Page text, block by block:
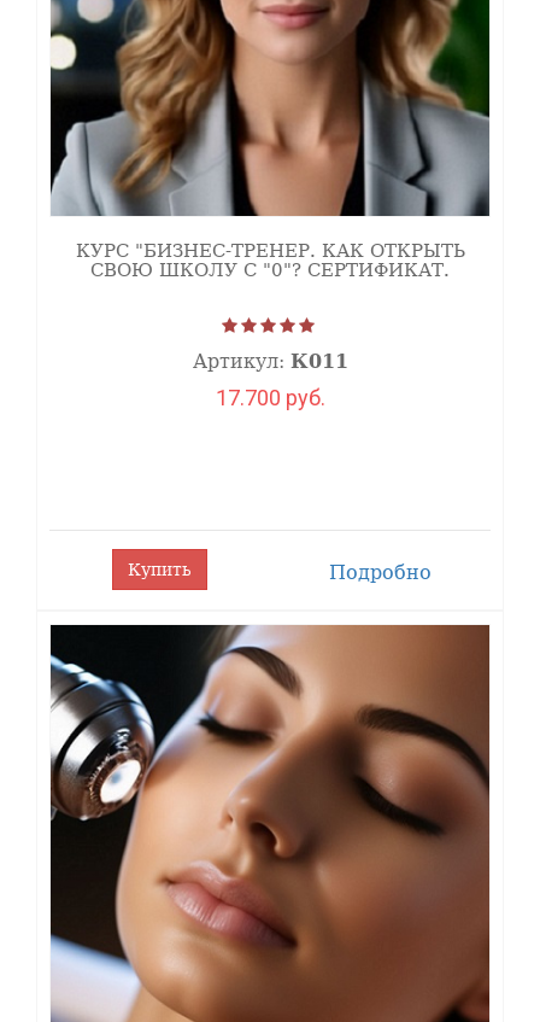
КУРС "БИЗНЕС-ТРЕНЕР. КАК ОТКРЫТЬ
СВОЮ ШКОЛУ С "0"? СЕРТИФИКАТ.
Артикул: К011
17.700 руб.
Купить Подробно